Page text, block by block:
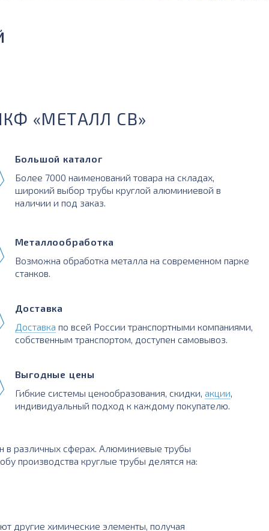
«МЕТАЛЛ СВ»
Большой каталог
Более 7000 наименований товара на складах,
широкий выбор трубы круглой алюминиевой в
наличии и под заказ.
Металлообработка
Возможна обработка металла на современном парке
станков.
Доставка
Доставка по всей России транспортными компаниями,
собственным транспортом, доступен самовывоз.
Выгодные цены
Гибкие системы ценообразования, скидки, акции
индивидуальный подход к каждому покупателю.
в различных сферах. Алюминиевые трубы
производства круглые трубы делятся на:
другие химические элементы, получая